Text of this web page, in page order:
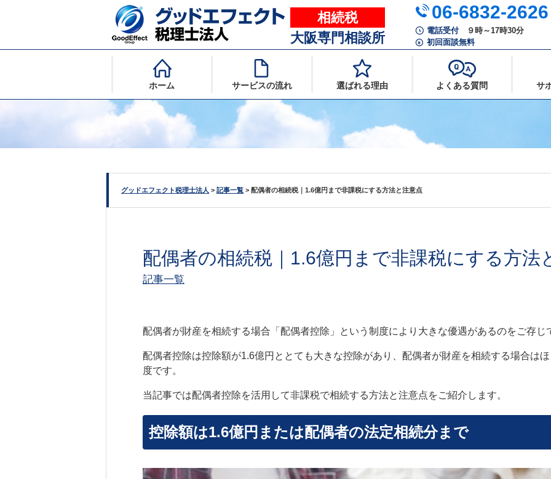
相続税
大阪専門相談所
06-6832-2626
電話受付
９時～17時30分
初回面談無料
ホーム サービスの流れ 選ばれる理由 よくある質問 サ
グッドエフェクト税理士法人 > 記事一覧 > 配偶者の相続税｜1.6億円まで非課税にする方法と注意点
配偶者の相続税｜1.6億円まで非課税にする方法
記事一覧
配偶者が財産を相続する場合「配偶者控除」という制度により大きな優遇があるのをご存じ
配偶者控除は控除額が1.6億円ととても大きな控除があり、配偶者が財産を相続する場合は
度です。
当記事では配偶者控除を活用して非課税で相続する方法と注意点をご紹介します。
控除額は1.6億円または配偶者の法定相続分まで